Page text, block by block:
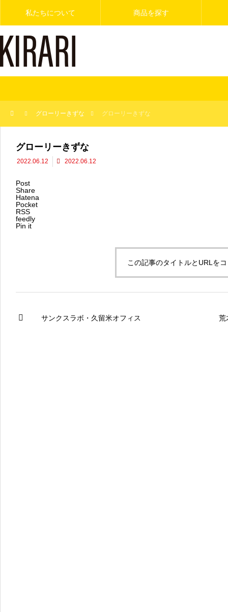
私たちについて 商品を探す
グローリーきずな グローリーきずな
グローリーきずな
2022.06.12 2022.06.12
Post
Share
Hatena
Pocket
RSS
feedly
Pin it
この記事のタイトルとURLを
サンクスラボ・久留米オフィス 荒